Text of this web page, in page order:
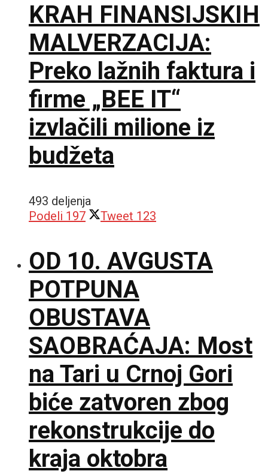
KRAH FINANSIJSKIH
MALVERZACIJA:
Preko lažnih faktura i
firme „BEE IT“
izvlačili milione iz
budžeta
493 deljenja
Podeli 197 Tweet 123
OD 10. AVGUSTA
POTPUNA
OBUSTAVA
SAOBRAĆAJA: Most
na Tari u Crnoj Gori
biće zatvoren zbog
rekonstrukcije do
kraja oktobra